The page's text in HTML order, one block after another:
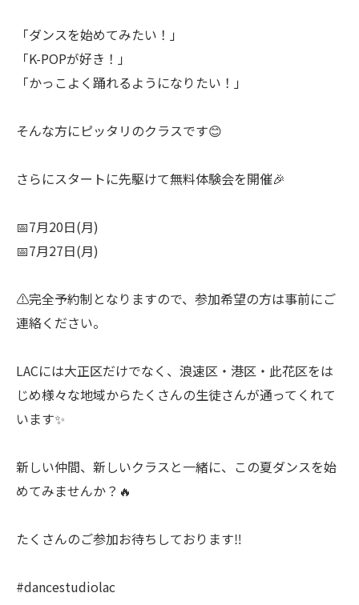
「ダンスを始めてみたい！」
「K-POPが好き！」
「かっこよく踊れるようになりたい！」
そんな方にピッタリのクラスです😊
さらにスタートに先駆けて無料体験会を開催🎉
📅7月20日(月)
📅7月27日(月)
⚠️完全予約制となりますので、参加希望の方は事前にご
連絡ください。
LACには大正区だけでなく、浪速区・港区・此花区をは
じめ様々な地域からたくさんの生徒さんが通ってくれて
います✨
新しい仲間、新しいクラスと一緒に、この夏ダンスを始
めてみませんか？🔥
たくさんのご参加お待ちしております‼️
#dancestudiolac